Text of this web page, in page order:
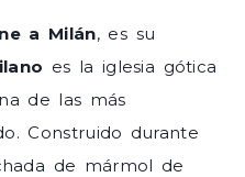
a Milán, es su
es la iglesia gótica
de las más
Construido durante
de mármol de